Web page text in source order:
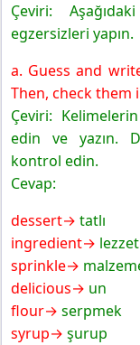
Çeviri:
egzersizleri yapın.
a. Guess and
Then, check them
Çeviri:
edin ve yazın.
kontrol edin.
Cevap:
dessert→ tatlı
ingredient→
sprinkle→
delicious→ un
flour→ serpmek
syrup→ şurup